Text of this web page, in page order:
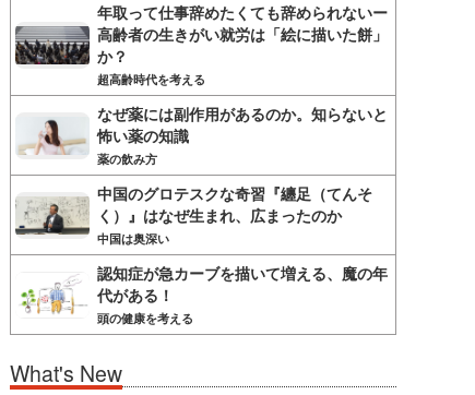
年取って仕事辞めたくても辞められないー
高齢者の生きがい就労は「絵に描いた餅」
か？
超高齢時代を考える
なぜ薬には副作用があるのか。知らないと
怖い薬の知識
薬の飲み方
中国のグロテスクな奇習『纏足（てんそ
く）』はなぜ生まれ、広まったのか
中国は奥深い
認知症が急カーブを描いて増える、魔の年
代がある！
頭の健康を考える
What's New